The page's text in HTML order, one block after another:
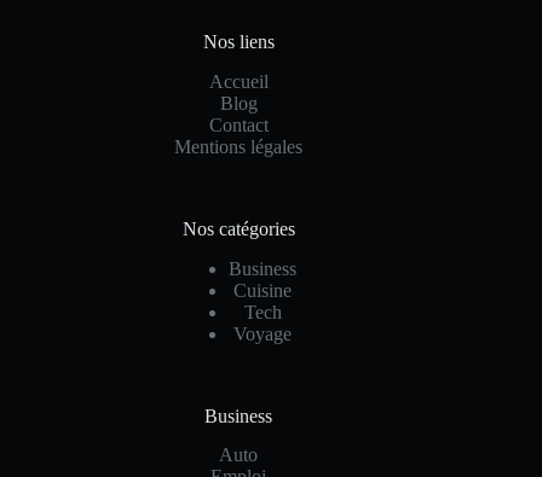
Nos liens
Accueil
Blog
Contact
Mentions légales
Nos catégories
Business
Cuisine
Tech
Voyage
Business
Auto